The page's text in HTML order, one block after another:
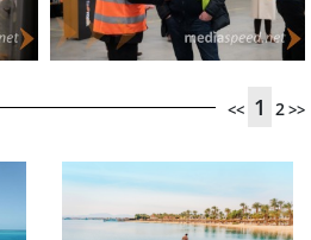
<< 1 2>>